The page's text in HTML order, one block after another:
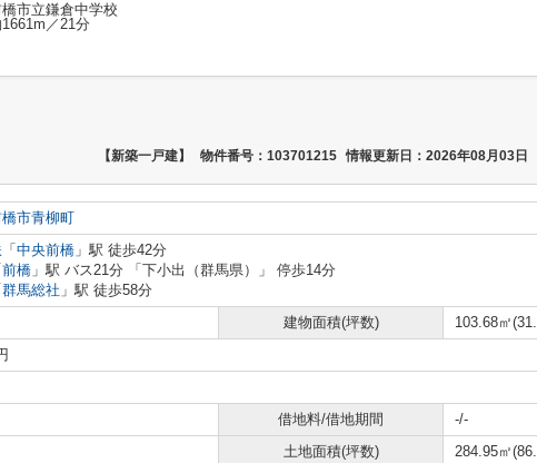
市立鎌倉中学校
／21分
【新築一戸建】 物件番号：103701215 情報更新日：2026年08月03日
市青柳町
「 中央前橋 」駅 徒歩42分
前橋 」駅 バス21分 「下小出（群馬県）」 停歩14分
群馬総社 」駅 徒歩58分
建物面積(坪数)
103.68㎡
借地料/借地期間
-/-
土地面積(坪数)
284.95㎡